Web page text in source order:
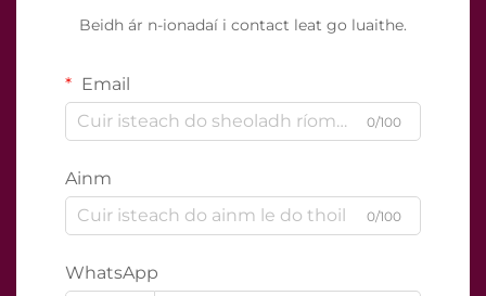
Beidh ár n-ionadaí i contact leat go luaithe.
Email
0/100
Ainm
0/100
WhatsApp